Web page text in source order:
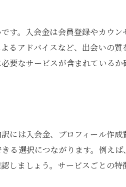
用シミュレーション
料の詳細な内訳を確認
所を比較する重要性
しない選び方
で後悔しないポイント
結婚相談所の選択基準
す。入会金は会員登録やカウ
るアドバイスなど、出会いの
要なサービスが含まれている
は入会金、プロフィール作
る選択につながります。例え
しましょう。サービスごとの